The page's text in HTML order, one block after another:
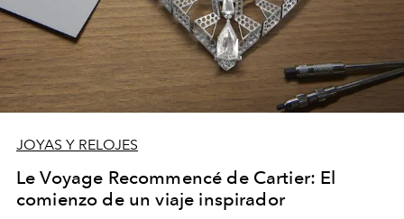
JOYAS Y RELOJES
Le Voyage Recommencé de Cartier: El
comienzo de un viaje inspirador